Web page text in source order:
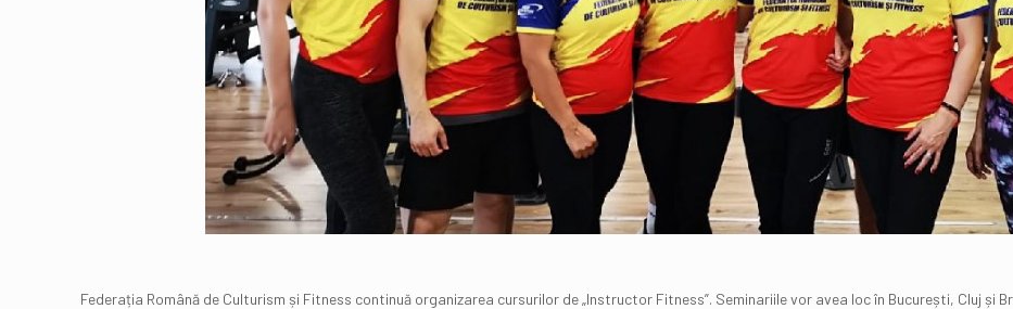
Federația Română de Culturism și Fitness continuă organizarea cursurilor de „Instructor Fitness”. Seminariile vor avea loc în București, Cluj și